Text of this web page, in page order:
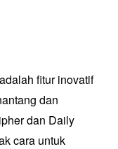
fitur inovatif
dan
dan Daily
cara untuk